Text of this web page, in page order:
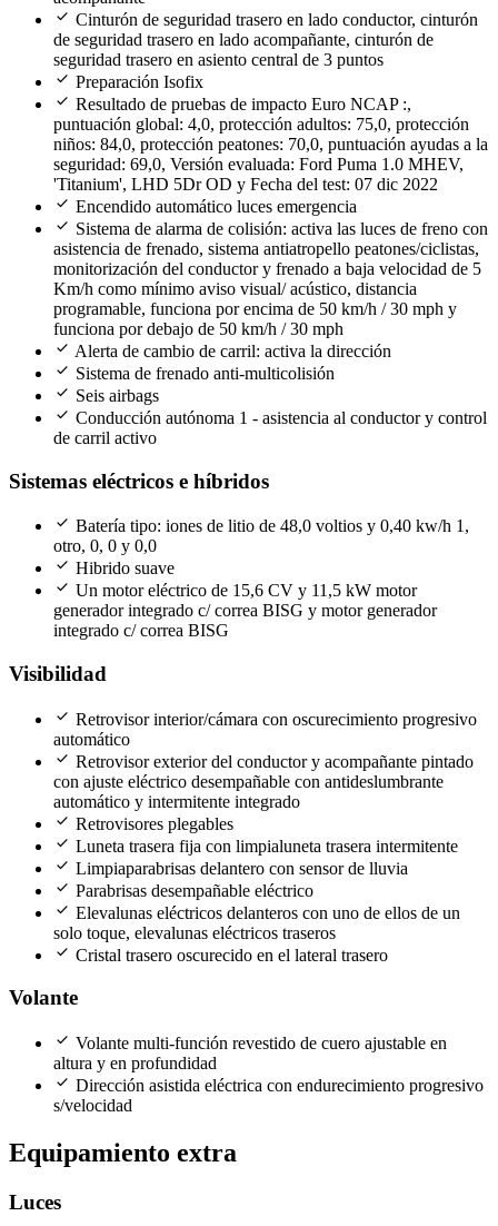
check Cinturón de seguridad trasero en lado conductor, cinturón
de seguridad trasero en lado acompañante, cinturón de
seguridad trasero en asiento central de 3 puntos
check Preparación Isofix
check Resultado de pruebas de impacto Euro NCAP :,
puntuación global: 4,0, protección adultos: 75,0, protección
niños: 84,0, protección peatones: 70,0, puntuación ayudas a la
seguridad: 69,0, Versión evaluada: Ford Puma 1.0 MHEV,
'Titanium', LHD 5Dr OD y Fecha del test: 07 dic 2022
check Encendido automático luces emergencia
check Sistema de alarma de colisión: activa las luces de freno con
asistencia de frenado, sistema antiatropello peatones/ciclistas,
monitorización del conductor y frenado a baja velocidad de 5
Km/h como mínimo aviso visual/ acústico, distancia
programable, funciona por encima de 50 km/h / 30 mph y
funciona por debajo de 50 km/h / 30 mph
check Alerta de cambio de carril: activa la dirección
check Sistema de frenado anti-multicolisión
check Seis airbags
check Conducción autónoma 1 - asistencia al conductor y control
de carril activo
Sistemas eléctricos e híbridos
check Batería tipo: iones de litio de 48,0 voltios y 0,40 kw/h 1,
otro, 0, 0 y 0,0
check Hibrido suave
check Un motor eléctrico de 15,6 CV y 11,5 kW motor
generador integrado c/ correa BISG y motor generador
integrado c/ correa BISG
Visibilidad
check Retrovisor interior/cámara con oscurecimiento progresivo
automático
check Retrovisor exterior del conductor y acompañante pintado
con ajuste eléctrico desempañable con antideslumbrante
automático y intermitente integrado
check Retrovisores plegables
check Luneta trasera fija con limpialuneta trasera intermitente
check Limpiaparabrisas delantero con sensor de lluvia
check Parabrisas desempañable eléctrico
check Elevalunas eléctricos delanteros con uno de ellos de un
solo toque, elevalunas eléctricos traseros
check Cristal trasero oscurecido en el lateral trasero
Volante
check Volante multi-función revestido de cuero ajustable en
altura y en profundidad
check Dirección asistida eléctrica con endurecimiento progresivo
s/velocidad
Equipamiento extra
Luces